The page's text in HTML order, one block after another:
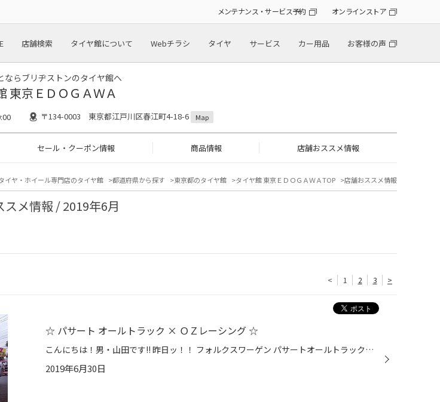
メンテナンス・サービス予約 オンラインストア
店舗検索 タイヤ館について Webチラシ タイヤ サービス カー用品 お客様の声
ならブリヂストンのタイヤ館へ
東京ＥＤＯＧＡＷＡ
〒134-0003 東京都江戸川区春江町4-18-6 Map
セール・クーポン情報 商品情報 店舗おススメ情報
イヤ・ホイール専門店のタイヤ館 都道府県から探す 東京都のタイヤ館 タイヤ館 東京ＥＤＯＧＡＷＡTOP 店舗おススメ情報
スメ情報 / 2019年6月
< 1 2 3 >
☆ パサート オールトラック × ＯＺレーシング ☆
こんにちは！男・山田です!! 昨日ッ！！ フォルクスワーゲン パサートオールトラックの 【 アルミホイール交換 】 をさせて頂きましたー☆(^^)/ 今回は、『 ＯＺ Italia150 』 をお選び頂きました!!(^^)v エッジを効かせた直線を基調とする デザインは、まさにＯＺレーシング!! 『 イタリアン・デザ...
2019年6月30日